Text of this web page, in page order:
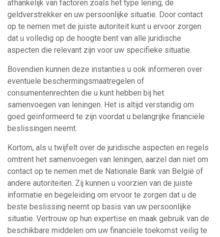
afhankelijk van factoren zoals het type lening, de
geldverstrekker en uw persoonlijke situatie. Door contact
op te nemen met de juiste autoriteit kunt u ervoor zorgen
dat u volledig op de hoogte bent van alle juridische
aspecten die relevant zijn voor uw specifieke situatie.
Bovendien kunnen deze instanties u ook informeren over
eventuele beschermingsmaatregelen of
consumentenrechten die u kunt hebben bij het
samenvoegen van leningen. Het is altijd verstandig om
goed geïnformeerd te zijn voordat u belangrijke financiële
beslissingen neemt.
Kortom, als u twijfelt over de juridische aspecten en regels
omtrent het samenvoegen van leningen, aarzel dan niet om
contact op te nemen met de Nationale Bank van België of
andere autoriteiten. Zij kunnen u voorzien van de juiste
informatie en begeleiding om ervoor te zorgen dat u de
beste beslissing neemt op basis van uw persoonlijke
situatie. Vertrouw op hun expertise en maak gebruik van de
beschikbare middelen om uw financiële toekomst veilig te